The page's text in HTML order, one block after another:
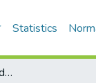
Statistics
Relación entre la calidad de vida y climaterio en mujeres de 45-65 años de edad atendidas en el Centro de Salud Belempampa, agosto-diciembre 2023